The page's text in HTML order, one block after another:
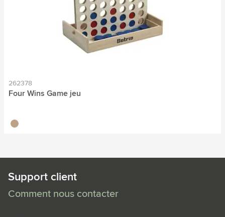
262378
Four Wins Game jeu
holz
Support client
Comment nous contacter